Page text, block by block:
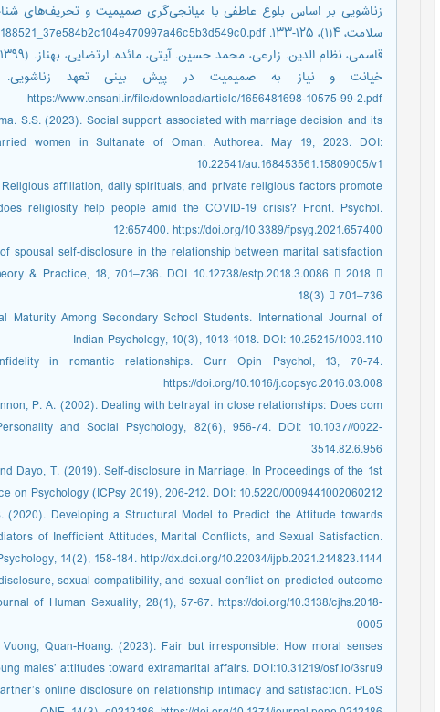
زناشویی بر اساس بلوغ عاطفی با میانجی‌گری صمیمیت و تحریف‌های
سلامت، ۴(۱)، ۱۲۵-۱۳۳. https://www.islamiilife.com/article_188521_37e584b2c104e470997a46c5b3d549c0.pdf
https://www.ensani.ir/file/download/article/1656481698-10575-99-2.pdf
S.S. (2023). Social support associated with marriage decision and its
women in Sultanate of Oman. Authorea. May 19, 2023. DOI:
10.22541/au.168453561.15809005/v1
affiliation, daily spirituals, and private religious factors promote
religiosity help people amid the COVID-19 crisis? Front. Psychol.
12:657400. https://doi.org/10.3389/fpsyg.2021.657400
spousal self-disclosure in the relationship between marital satisfaction
& Practice, 18, 701–736. DOI 10.12738/estp.2018.3.0086  2018 
18(3)  701–736
Maturity Among Secondary School Students. International Journal of
Indian Psychology, 10(3), 1013-1018. DOI: 10.25215/1003.110
in romantic relationships. Curr Opin Psychol, 13, 70-74.
https://doi.org/10.1016/j.copsyc.2016.03.008
P. A. (2002). Dealing with betrayal in close relationships: Does com
and Social Psychology, 82(6), 956-74. DOI: 10.1037//0022-
3514.82.6.956
Dayo, T. (2019). Self-disclosure in Marriage. In Proceedings of the 1st
on Psychology (ICPsy 2019), 206-212. DOI: 10.5220/0009441002060212
(2020). Developing a Structural Model to Predict the Attitude towards
of Inefficient Attitudes, Marital Conflicts, and Sexual Satisfaction.
14(2), 158-184. http://dx.doi.org/10.22034/ijpb.2021.214823.1144
sexual compatibility, and sexual conflict on predicted outcome
of Human Sexuality, 28(1), 57-67. https://doi.org/10.3138/cjhs.2018-
0005
Quan-Hoang. (2023). Fair but irresponsible: How moral senses
males’ attitudes toward extramarital affairs. DOI:10.31219/osf.io/3sru9.
online disclosure on relationship intimacy and satisfaction. PLoS